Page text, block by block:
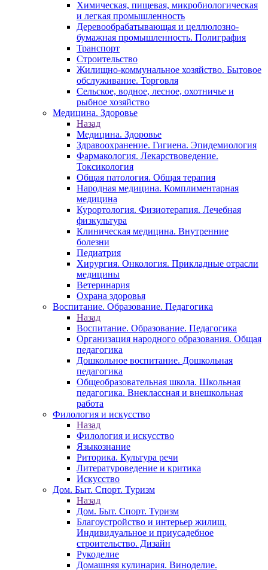
Химическая, пищевая, микробиологическая
и легкая промышленность
Деревообрабатывающая и целлюлозно-
бумажная промышленность. Полиграфия
Транспорт
Строительство
Жилищно-коммунальное хозяйство. Бытовое
обслуживание. Торговля
Сельское, водное, лесное, охотничье и
рыбное хозяйство
Медицина. Здоровье
Назад
Медицина. Здоровье
Здравоохранение. Гигиена. Эпидемиология
Фармакология. Лекарствоведение.
Токсикология
Общая патология. Общая терапия
Народная медицина. Комплиментарная
медицина
Курортология. Физиотерапия. Лечебная
физкультура
Клиническая медицина. Внутренние
болезни
Педиатрия
Хирургия. Онкология. Прикладные отрасли
медицины
Ветеринария
Охрана здоровья
Воспитание. Образование. Педагогика
Назад
Воспитание. Образование. Педагогика
Организация народного образования. Общая
педагогика
Дошкольное воспитание. Дошкольная
педагогика
Общеобразовательная школа. Школьная
педагогика. Внеклассная и внешкольная
работа
Филология и искусство
Назад
Филология и искусство
Языкознание
Риторика. Культура речи
Литературоведение и критика
Искусство
Дом. Быт. Спорт. Туризм
Назад
Дом. Быт. Спорт. Туризм
Благоустройство и интерьер жилищ.
Индивидуальное и приусадебное
строительство. Дизайн
Рукоделие
Домашняя кулинария. Виноделие.